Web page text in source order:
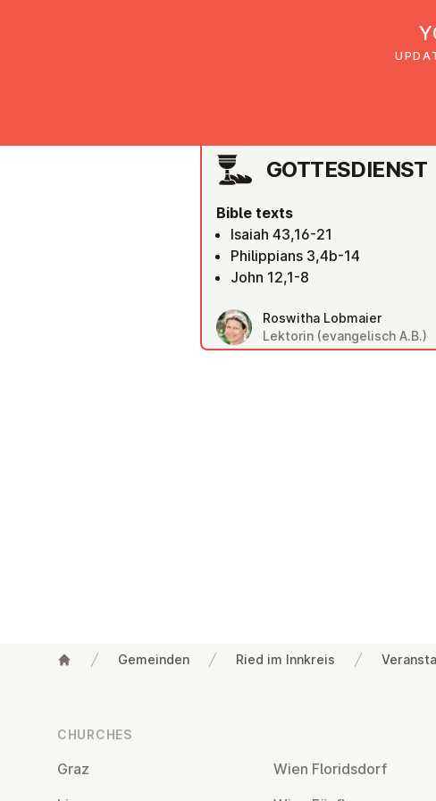
Gemeinden
GOTTES­DI­ENST
Bible texts
Isaiah 43,16-21
Philippians 3,4b-14
John 12,1-8
Roswitha Lobmaier
Lektorin (evangelisch A.B.)
Gemeinden Ried im Innkreis
CHURCHES
Graz
Wien Flor­idsdorf